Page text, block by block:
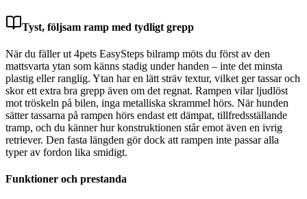
Tyst, följsam ramp med tydligt grepp
När du fäller ut 4pets EasySteps bilramp möts du först av den
mattsvarta ytan som känns stadig under handen – inte det minsta
plastig eller ranglig. Ytan har en lätt sträv textur, vilket ger tassar och
skor ett extra bra grepp även om det regnat. Rampen vilar ljudlöst
mot tröskeln på bilen, inga metalliska skrammel hörs. När hunden
sätter tassarna på rampen hörs endast ett dämpat, tillfredsställande
tramp, och du känner hur konstruktionen står emot även en ivrig
retriever. Den fasta längden gör dock att rampen inte passar alla
typer av fordon lika smidigt.
Funktioner och prestanda